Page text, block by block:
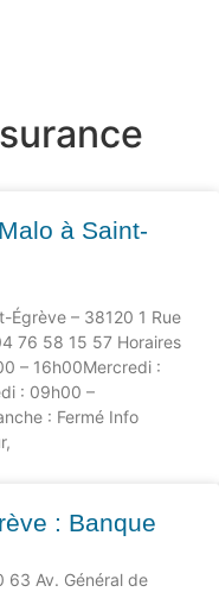
à Saint-
Égrève – 38120 1 Rue
76 58 15 57 Horaires
– 16h00Mercredi :
: 09h00 –
: Fermé Info
: Banque
63 Av. Général de